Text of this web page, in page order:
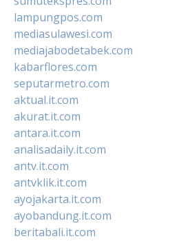
lampungpos.com
mediasulawesi.com
mediajabodetabek.com
kabarflores.com
seputarmetro.com
aktual.it.com
akurat.it.com
antara.it.com
analisadaily.it.com
antv.it.com
antvklik.it.com
ayojakarta.it.com
ayobandung.it.com
beritabali.it.com